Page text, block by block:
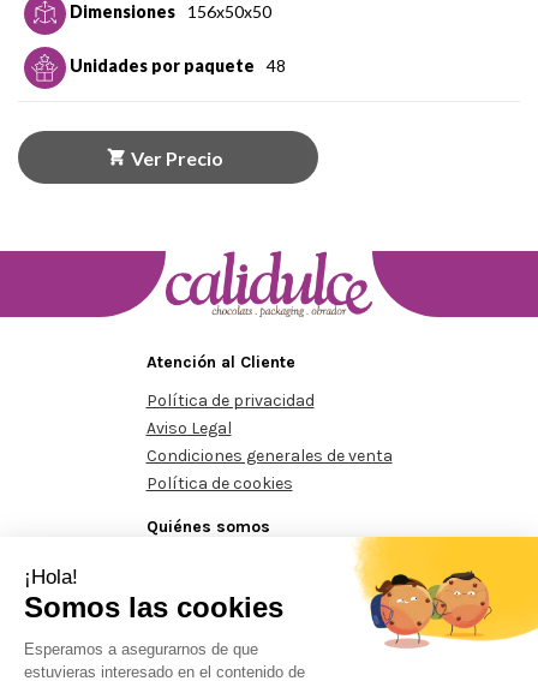
Dimensiones 156x50x50
Unidades por paquete 48
Ver Precio
Atención al Cliente
Política de privacidad
Aviso Legal
Condiciones generales de venta
Política de cookies
Quiénes somos
Contacte con nosotros
de 125€ Pedidos mínimos de 125€ Pedidos mínimos